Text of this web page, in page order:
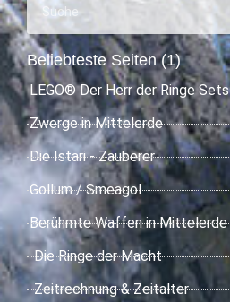
Beliebteste Seiten (1)
LEGO® Der Herr der Ringe Sets
Zwerge in Mittelerde
Die Istari - Zauberer
Gollum / Smeagol
Berühmte Waffen in Mittelerde
Die Ringe der Macht
Zeitrechnung & Zeitalter